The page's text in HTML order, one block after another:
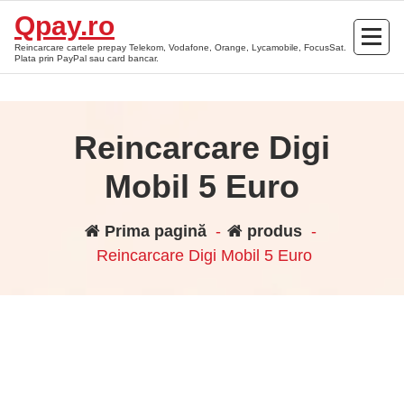
conținut
Qpay.ro
Reincarcare cartele prepay Telekom, Vodafone, Orange, Lycamobile, FocusSat.
Plata prin PayPal sau card bancar.
Reincarcare Digi
Mobil 5 Euro
Prima pagină - produs -
Reincarcare Digi Mobil 5 Euro